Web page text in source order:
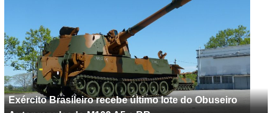
Exército Brasileiro recebe último lote do Obuseiro